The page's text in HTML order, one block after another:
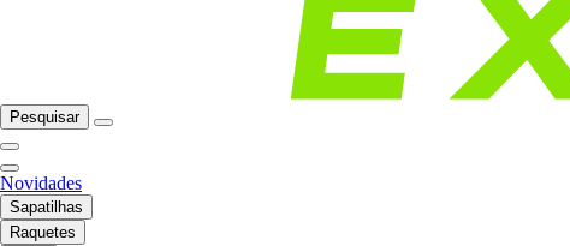
Pesquisar
Novidades
Sapatilhas
Raquetes